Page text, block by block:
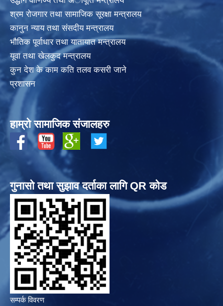
श्रम रोजगार तथा सामाजिक सूरक्षा मन्त्रालय
कानुन न्याय तथा संसदीय मन्त्रालय
भाैतिक पूर्वाधार तथा यातायात मन्त्रालय
यूवा तथा खेलकुद मन्त्रालय
कुन देश के काम कति तलव कसरी जाने
प्रशासन
हाम्रो सामाजिक संजालहरु
गुनासो तथा सुझाव दर्ताका लागि QR कोड
सम्पर्क विवरण